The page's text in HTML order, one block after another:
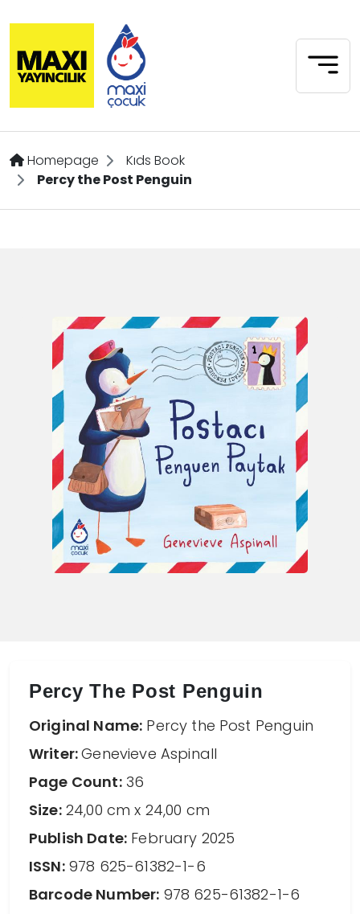
Homepage
Kıds Book
Percy the Post Penguin
Percy The Post Penguin
Original Name: Percy the Post Penguin
Writer:Genevieve Aspinall
Page Count:36
Size:24,00 cm x 24,00 cm
Publish Date: February 2025
ISSN:978 625-61382-1-6
Barcode Number: 978 625-61382-1-6